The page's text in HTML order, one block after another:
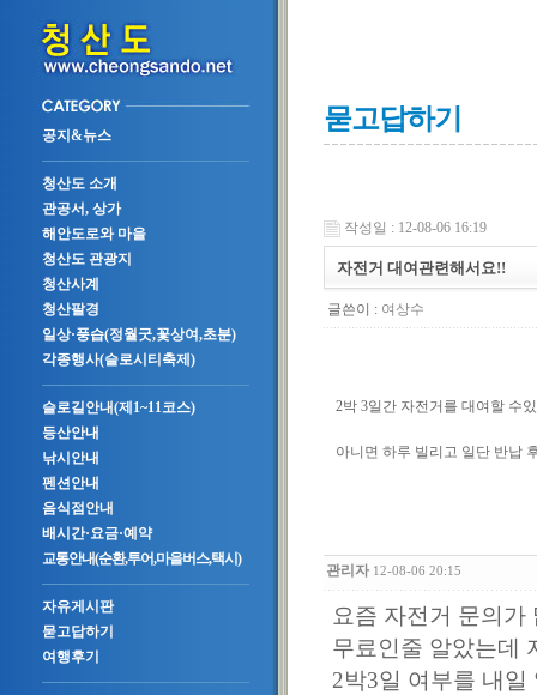
공지&뉴스
청산도 소개
관공서, 상가
해안도로와 마을
청산도 관광지
청산사계
청산팔경
일상·풍습(정월굿,꽃상여,초분)
각종행사(슬로시티축제)
슬로길안내(제1~11코스)
등산안내
낚시안내
펜션안내
음식점안내
배시간·요금·예약
교통안내(순환,투어,마을버스,택시)
자유게시판
묻고답하기
여행후기
묻고답하기
작성일 : 12-08-06 16:19
자전거 대여관련해서요!!
글쓴이 : 여상수
2박 3일간 자전거를 대여할 수
아니면 하루 빌리고 일단 반납
관리자 12-08-06 20:15
요즘 자전거 문의가
무료인줄 알았는데
2박3일 여부를 내